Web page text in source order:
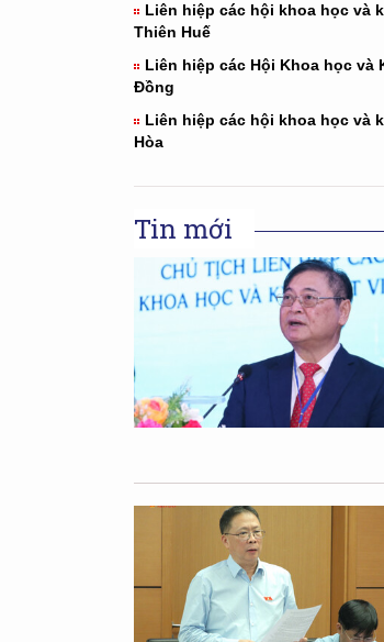
Liên hiệp các hội khoa học và
Thiên Huế
Liên hiệp các Hội Khoa học và
Đồng
Liên hiệp các hội khoa học và
Hòa
Tin mới